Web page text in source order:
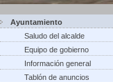
Ayuntamiento
Saludo del alcalde
Equipo de gobierno
Información general
Tablón de anuncios